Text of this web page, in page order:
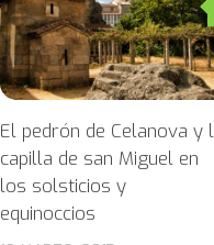
El pedrón de Celanova y
capilla de san Miguel en
los solsticios y
equinoccios